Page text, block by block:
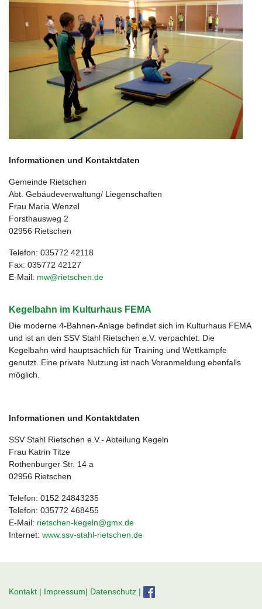
Informationen und Kontaktdaten
Gemeinde Rietschen
Abt. Gebäudeverwaltung/ Liegenschaften
Frau Maria Wenzel
Forsthausweg 2
02956 Rietschen
Telefon: 035772 42118
Fax: 035772 42127
E-Mail: mw@rietschen.de
Kegelbahn im Kulturhaus FEMA
Die moderne 4-Bahnen-Anlage befindet sich im Kulturhaus FEMA
und ist an den SSV Stahl Rietschen e.V. verpachtet. Die
Kegelbahn wird hauptsächlich für Training und Wettkämpfe
genutzt. Eine private Nutzung ist nach Voranmeldung ebenfalls
möglich.
Informationen und Kontaktdaten
SSV Stahl Rietschen e.V.- Abteilung Kegeln
Frau Katrin Titze
Rothenburger Str. 14 a
02956 Rietschen
Telefon: 0152 24843235
Telefon: 035772 468455
E-Mail: rietschen-kegeln@gmx.de
Internet: www.ssv-stahl-rietschen.de
Kontakt | Impressum| Datenschutz |